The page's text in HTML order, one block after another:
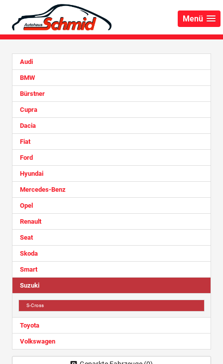
Menü
Audi
BMW
Bürstner
Cupra
Dacia
Fiat
Ford
Hyundai
Mercedes-Benz
Opel
Renault
Seat
Skoda
Smart
Suzuki
S-Cross
Toyota
Volkswagen